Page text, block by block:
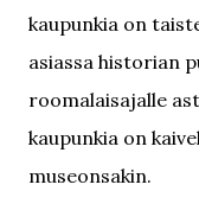
kaupunkia on
asiassa historian
roomalaisajalle
kaupunkia on
museonsakin.